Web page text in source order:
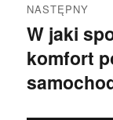
NASTĘPNY
Następny
wpis:
W jaki
komfort